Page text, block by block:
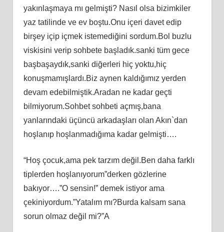
yakınlaşmaya mı gelmişti? Nasıl olsa bizimkiler
yaz tatilinde ve ev boştu.Onu içeri davet edip
birşey içip içmek istemediğini sordum.Bol buzlu
viskisini verip sohbete başladık.sanki tüm gece
başbaşaydık,sanki diğerleri hiç yoktu,hiç
konuşmamışlardı.Biz aynen kaldığımız yerden
devam edebilmiştik.Aradan ne kadar geçti
bilmiyorum.Sohbet sohbeti açmış,bana
yanlarındaki üçüncü arkadaşları olan Akın`dan
hoşlanıp hoşlanmadığıma kadar gelmişti….
“Hoş çocuk,ama pek tarzım değil.Ben daha farklı
tiplerden hoşlanıyorum”derken gözlerine
bakıyor….”O sensin!” demek istiyor ama
çekiniyordum.”Yatalım mı?Burda kalsam sana
sorun olmaz değil mi?”A